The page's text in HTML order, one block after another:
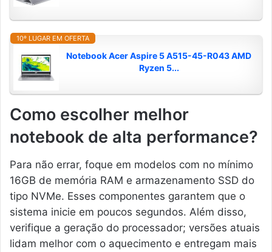
10º LUGAR EM OFERTA
Notebook Acer Aspire 5 A515-45-R043 AMD
Ryzen 5...
Como escolher melhor
notebook de alta performance?
Para não errar, foque em modelos com no mínimo
16GB de memória RAM e armazenamento SSD do
tipo NVMe. Esses componentes garantem que o
sistema inicie em poucos segundos. Além disso,
verifique a geração do processador; versões atuais
lidam melhor com o aquecimento e entregam mais